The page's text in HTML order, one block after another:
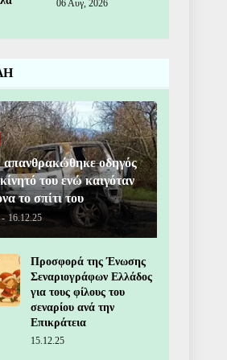
06 Αυγ, 2026
οδηγός
του ενώ καιγόταν
το σπίτι του
- 16.12.25
Προσφορά της Ένωσης
Σεναριογράφων Ελλάδος
για τους φίλους του
σεναρίου ανά την
Επικράτεια
15.12.25